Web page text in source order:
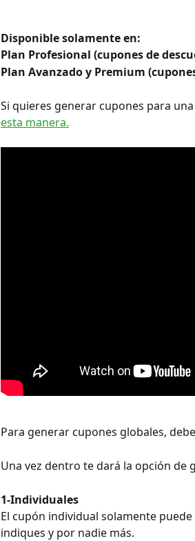
Disponible solamente en:
Plan Profesional (cupones de
Plan Avanzado y Premium
Si quieres generar cupones para
esta manera.
Para generar cupones globales,
Una vez dentro te dará la opción de
1-Individuales
El cupón individual solamente
indiques y por nadie más.